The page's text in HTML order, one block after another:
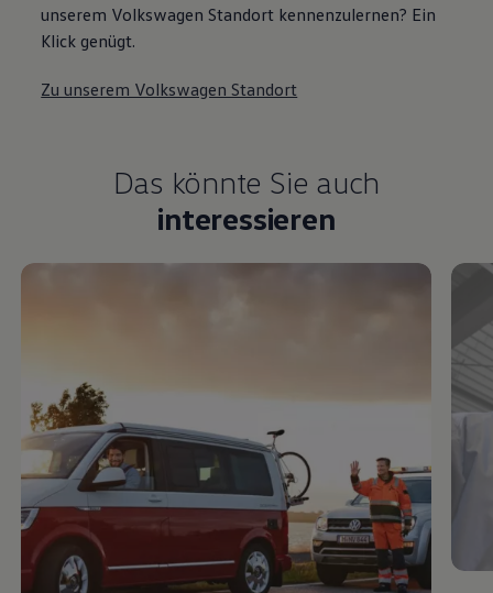
unserem Volkswagen Standort kennenzulernen? Ein
Klick genügt.
Zu unserem Volkswagen Standort
Das könnte Sie auch
interessieren